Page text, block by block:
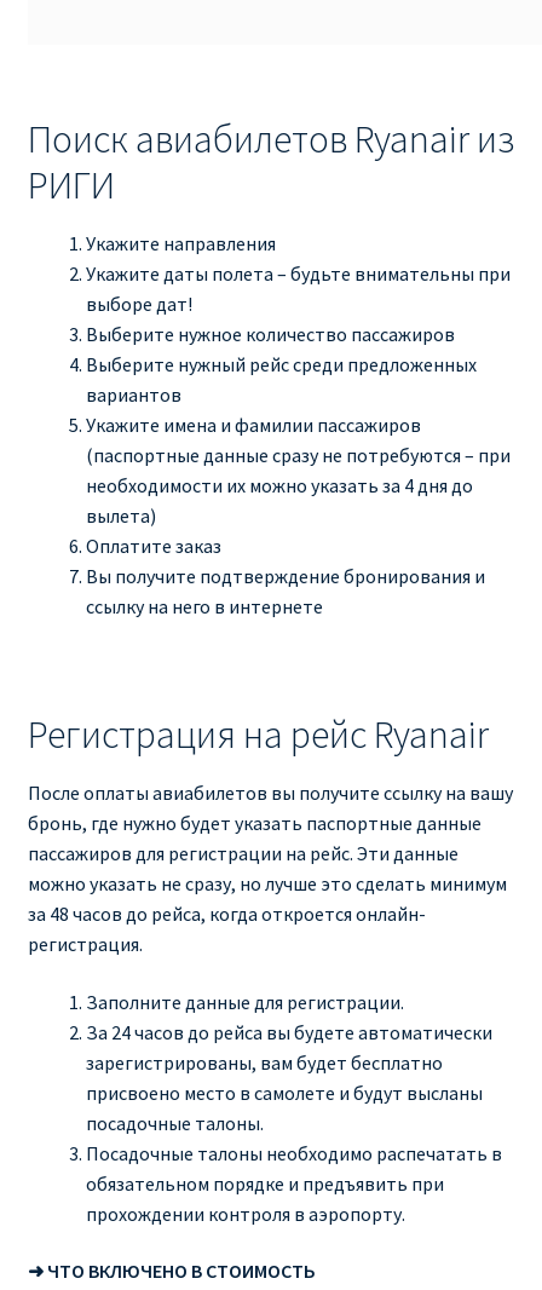
ПРАВИЛА ПРОВОЗА БАГАЖА RYANAIR
ПУТЕШЕСТВИЕ С ДЕТЬМИ И МЛАДЕНЦАМИ
РЕГИСТРАЦИЯ НА РЕЙС И ДОКУМЕНТЫ ДЛЯ
ПУТЕШЕСТВИЯ РЕЙСАМИ RYANAIR
Информация по бронированию билетов Ryanair
КАК НАЙТИ ДЕШЕВЫЙ БИЛЕТ
ПРАВИЛА РЕГИСТРАЦИИ
ПРИЛОЖЕНИЕ RYANAIR НА РУССКОМ
ПРОВОЗ БАГАЖА RYANAIR – ПРАВИЛА
РАЙАНЭЙР НА РУССКОМ | КНФТФШК
РЕГИСТРАЦИЯ НА РЕЙС RYANAIR
Регистрация ребенка на рейс RYANAIR
Райнэйр на русском
Поиск авиабилетов Ryanair из
РИГИ
Укажите направления
Укажите даты полета – будьте внимательны при
выборе дат!
Выберите нужное количество пассажиров
Выберите нужный рейс среди предложенных
вариантов
Укажите имена и фамилии пассажиров
(паспортные данные сразу не потребуются – при
необходимости их можно указать за 4 дня до
вылета)
Оплатите заказ
Вы получите подтверждение бронирования и
ссылку на него в интернете
Регистрация на рейс Ryanair
После оплаты авиабилетов вы получите ссылку на вашу
бронь, где нужно будет указать паспортные данные
пассажиров для регистрации на рейс. Эти данные
можно указать не сразу, но лучше это сделать минимум
за 48 часов до рейса, когда откроется онлайн-
регистрация.
Заполните данные для регистрации.
За 24 часов до рейса вы будете автоматически
зарегистрированы, вам будет бесплатно
присвоено место в самолете и будут высланы
посадочные талоны.
Посадочные талоны необходимо распечатать в
обязательном порядке и предъявить при
прохождении контроля в аэропорту.
➜ ЧТО ВКЛЮЧЕНО В СТОИМОСТЬ